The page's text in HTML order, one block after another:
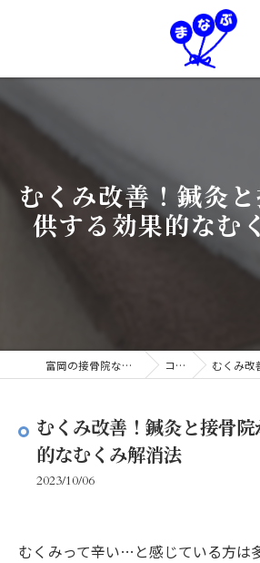
むくみ改善！鍼灸
供する効果的なむ
富岡の接骨院なら学鍼灸接骨院 コラム むくみ改善！鍼
むくみ改善！鍼灸と接骨
的なむくみ解消法
2023/10/06
むくみって辛い…と感じている方は